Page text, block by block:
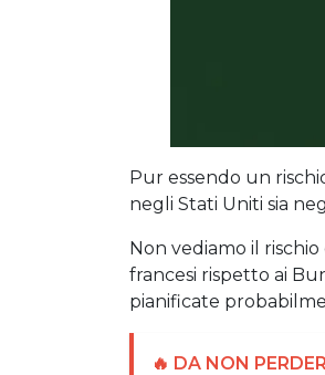
Pur essendo un
negli Stati Uniti sia
Non vediamo il
francesi rispetto ai
pianificate
🔥 DA NON